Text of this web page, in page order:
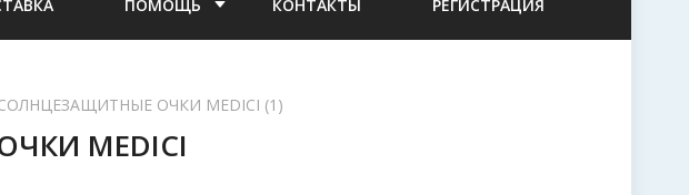
ПОМОЩЬ КОНТАКТЫ РЕГИСТРАЦИЯ
СОЛНЦЕЗАЩИТНЫЕ ОЧКИ MEDICI (1)
MEDICI